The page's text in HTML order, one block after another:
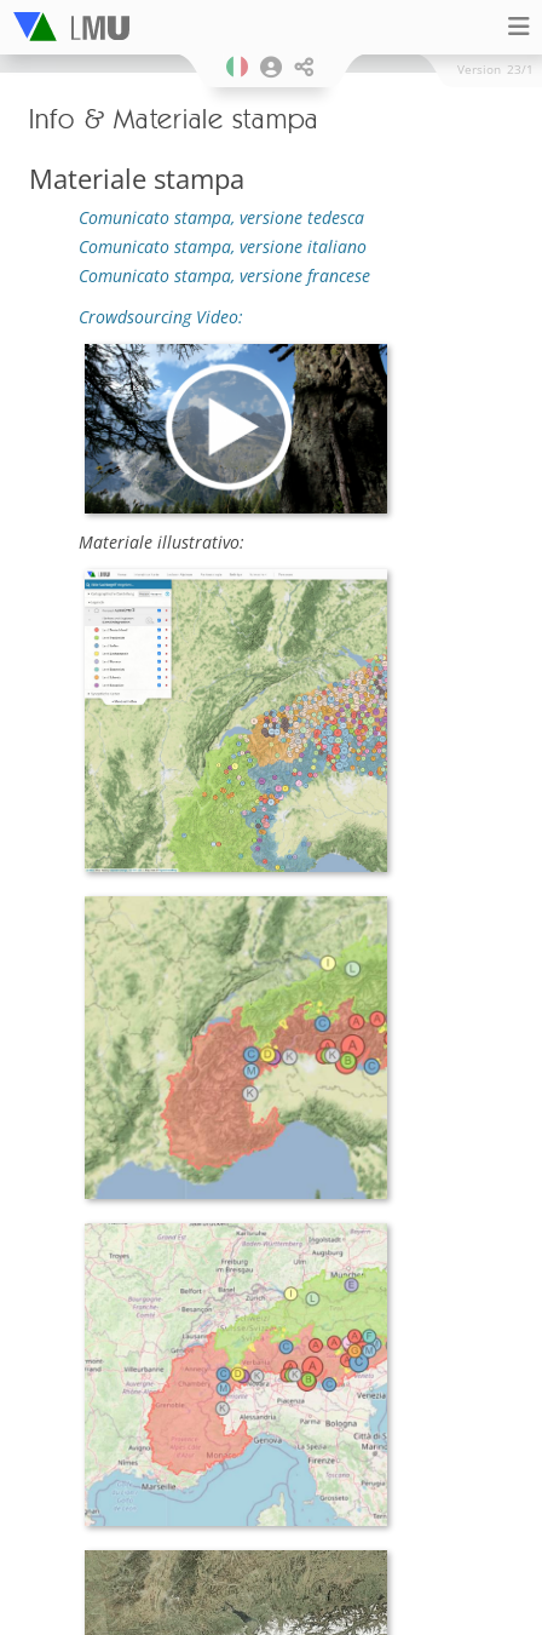
Version 23/1
Info & Materiale stampa
Materiale stampa
Comunicato stampa, versione tedesca
Comunicato stampa, versione italiano
Comunicato stampa, versione francese
Crowdsourcing Video:
Materiale illustrativo: